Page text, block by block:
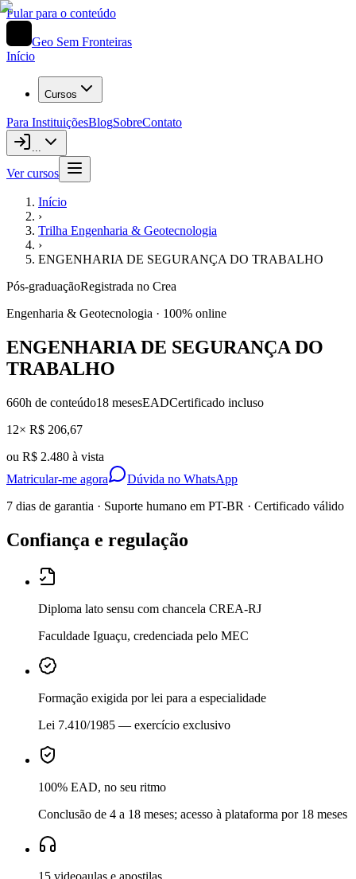
Pular para o conteúdo
Geo Sem Fronteiras
Início
Cursos
Para InstituiçõesBlogSobreContato
...
Ver cursos
Início
›
Trilha Engenharia & Geotecnologia
›
ENGENHARIA DE SEGURANÇA DO TRABALHO
Pós-graduaçãoRegistrada no Crea
Engenharia & Geotecnologia · 100% online
ENGENHARIA DE SEGURANÇA DO
TRABALHO
660h de conteúdo18 mesesEADCertificado incluso
12× R$ 206,67
ou R$ 2.480 à vista
Matricular-me agora
Dúvida no WhatsApp
7 dias de garantia · Suporte humano em PT-BR · Certificado válido
Confiança e regulação
Diploma lato sensu com chancela CREA-RJ
Faculdade Iguaçu, credenciada pelo MEC
Formação exigida por lei para a especialidade
Lei 7.410/1985 — exercício exclusivo
100% EAD, no seu ritmo
Conclusão de 4 a 18 meses; acesso à plataforma por 18 meses
15 videoaulas e apostilas